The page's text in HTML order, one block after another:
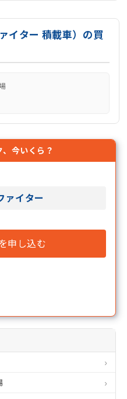
イター 積載車）の買
今いくら？
ァイター
申し込む